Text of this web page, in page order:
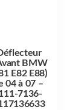
BMW
E82 E88)
04 à 07 –
7136-